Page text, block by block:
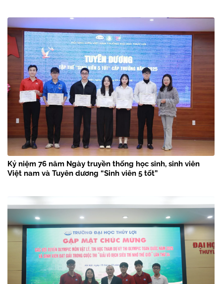
Kỷ niệm 76 năm Ngày truyền thống học sinh, sinh viên
Việt nam và Tuyên dương “Sinh viên 5 tốt”